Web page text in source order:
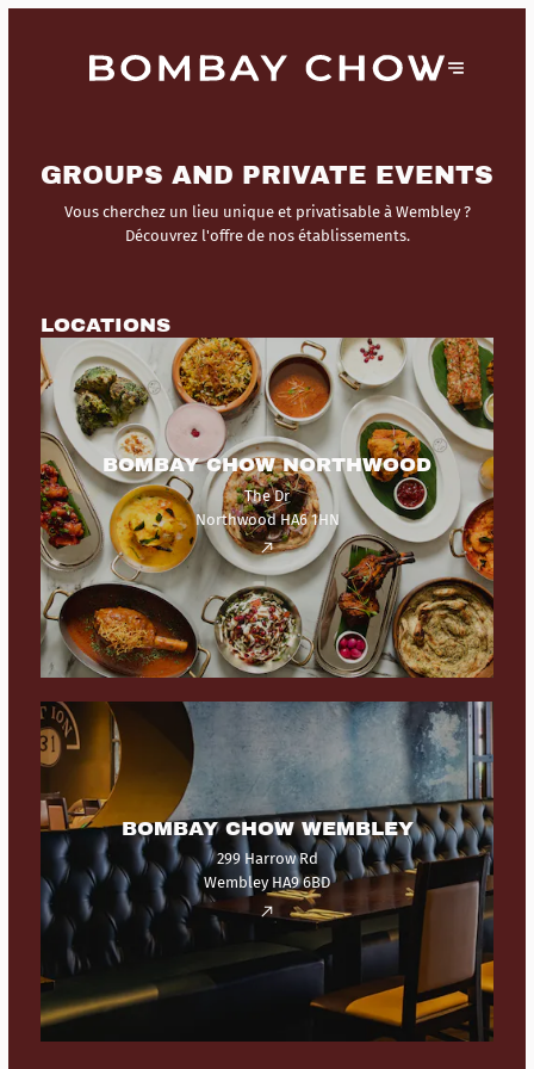
GROUPS AND PRIVATE EVENTS
Vous cherchez un lieu unique et privatisable à Wembley ?
Découvrez l'offre de nos établissements.
LOCATIONS
BOMBAY CHOW NORTHWOOD
The Dr
Northwood HA6 1HN
BOMBAY CHOW WEMBLEY
299 Harrow Rd
Wembley HA9 6BD